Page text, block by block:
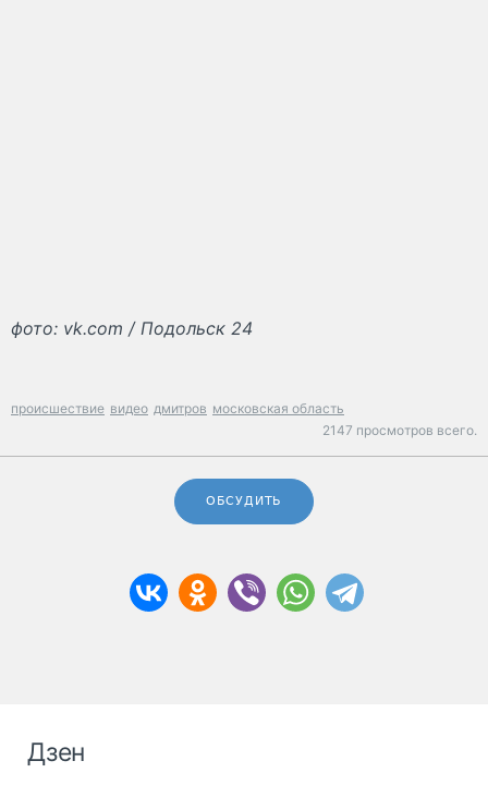
фото: vk.com / Подольск 24
происшествие видео дмитров московская область
2147 просмотров всего.
ОБСУДИТЬ
Дзен